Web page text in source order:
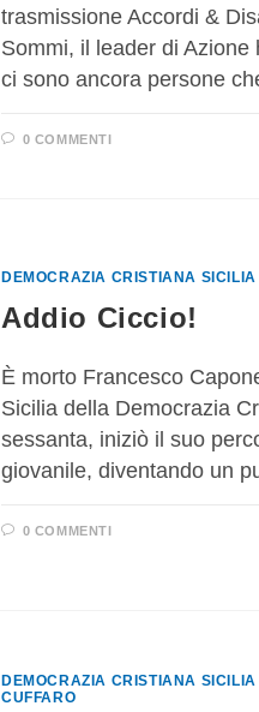
trasmissione Accordi &
Sommi, il leader di
ci sono ancora persone
0 COMMENTI
DEMOCRAZIA CRISTIANA SICILIA
Addio Ciccio!
È morto Francesco
Sicilia della Democrazia
sessanta, iniziò il suo
giovanile, diventando un
0 COMMENTI
DEMOCRAZIA CRISTIANA SICILIA
CUFFARO